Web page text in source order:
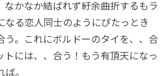
なかなか結ばれず紆余曲折するもラ
なる恋人同士のようにぴたっとき
う。これにボルドーのタイを、、合
トには、、合う！もう有頂天になっ
。